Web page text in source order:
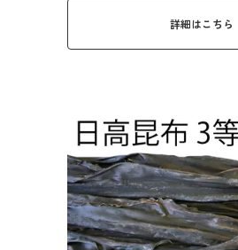
詳細はこちら